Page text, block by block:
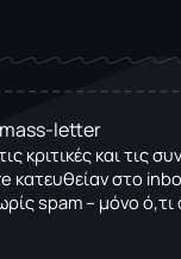
letter
κριτικές και τις
κατευθείαν στο
spam – μόνο ό,τι